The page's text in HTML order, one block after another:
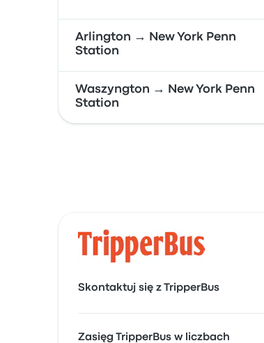
Arlington → New York Penn
Station
Waszyngton → New York Penn
Station
Skontaktuj się z TripperBus
Zasięg TripperBus w liczbach